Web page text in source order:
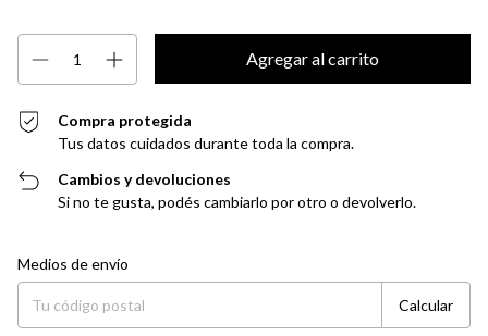
Compra protegida
Tus datos cuidados durante toda la compra.
Cambios y devoluciones
Si no te gusta, podés cambiarlo por otro o devolverlo.
Entregas para el CP:
Medios de envío
Calcular